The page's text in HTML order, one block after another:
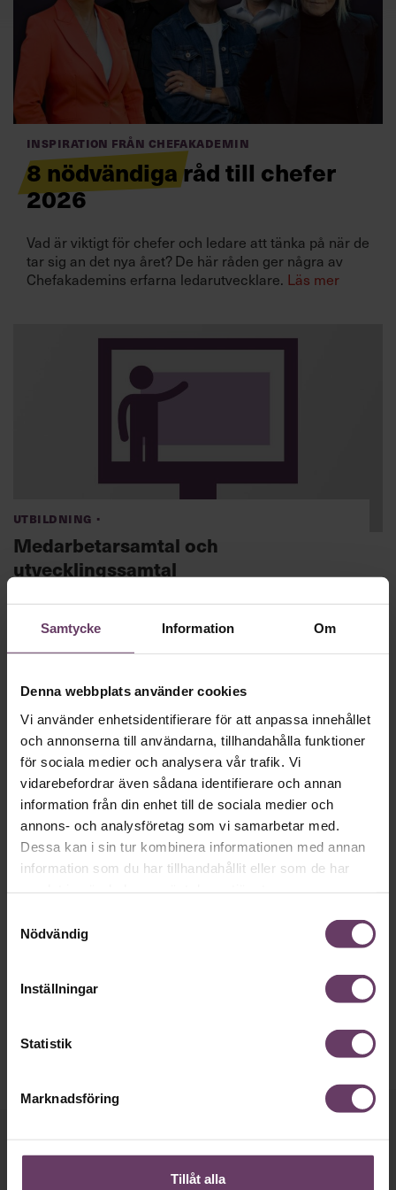
Samtycke Information Om
Denna webbplats använder cookies
Vi använder enhetsidentifierare för att anpassa innehållet
och annonserna till användarna, tillhandahålla funktioner
för sociala medier och analysera vår trafik. Vi
vidarebefordrar även sådana identifierare och annan
information från din enhet till de sociala medier och
annons- och analysföretag som vi samarbetar med.
Dessa kan i sin tur kombinera informationen med annan
information som du har tillhandahållit eller som de har
Nödvändig
Inställningar
Statistik
Marknadsföring
Tillåt alla
Logga in
Villkor och policy för
personuppgiftsbehandling
Sök
efter:
Inspiration från Chefakademin
8 nödvändiga råd till chefer
2026
Vad är viktigt för chefer och ledare att tänka på när de
tar sig an det nya året? De här råden ger några av
Chefakademins erfarna ledarutvecklare. Läs mer
Utbildning ·
Medarbetarsamtal och
utvecklingssamtal
Motiverade medarbetare, värdefull feedback till dig som
chef och möjlighet att hitta outnyttjad potential.Boka nu
Utbildning·
innehåll och skapar struktur så att samtalet blir sakligt och
Håll dig uppdaterad med våra
nyhetsbrev!